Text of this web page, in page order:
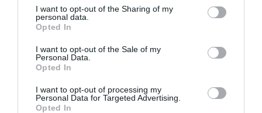
not limited to your visit or usage behaviour. You may click to
grant or deny consent to Google and its third-party tags to
use your data for below specified purposes in below Google
consent section.
I want to opt-out of the Sharing of my
personal data.
Opted In
I want to opt-out of the Sale of my
Personal Data.
Opted In
I want to opt-out of processing my
Personal Data for Targeted Advertising.
Opted In
«Η αμερικανική κυβέρνηση καταβάλλει ειλικρινείς
προσπάθειες για να επιλυθεί η σύγκρουση» είπε ο
Ρώσος πρόεδρος